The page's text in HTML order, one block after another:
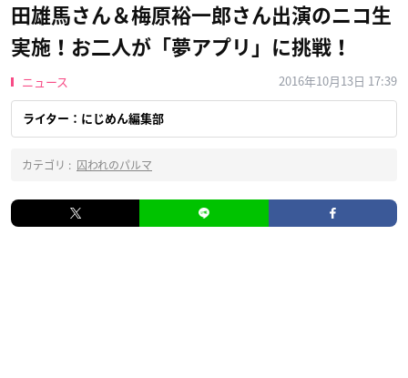
田雄馬さん＆梅原裕一郎さん出演のニコ生
実施！お二人が「夢アプリ」に挑戦！
ニュース 2016年10月13日 17:39
ライター：にじめん編集部
カテゴリ : 囚われのパルマ